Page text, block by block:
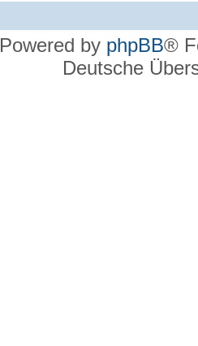
Powered by phpBB®
Deutsche